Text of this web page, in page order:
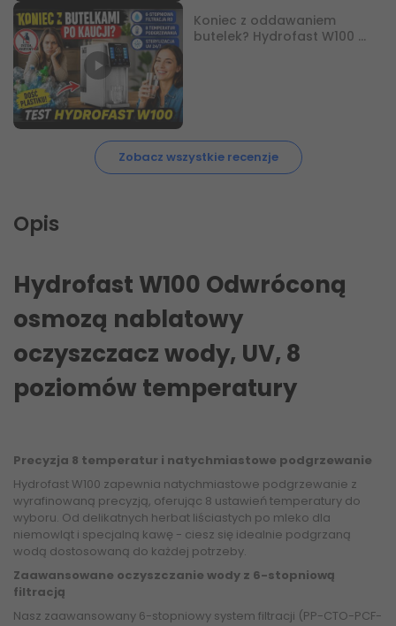
Koniec z oddawaniem
butelek? Hydrofast W100 w
Zobacz wszystkie recenzje
Opis
Hydrofast W100 Odwróconą
osmozą nablatowy
oczyszczacz wody, UV, 8
poziomów temperatury
Precyzja 8 temperatur i natychmiastowe podgrzewanie
Hydrofast W100 zapewnia natychmiastowe podgrzewanie z
wyrafinowaną precyzją, oferując 8 ustawień temperatury do
wyboru. Od delikatnych herbat liściastych po mleko dla
niemowląt i specjalną kawę - ciesz się idealnie podgrzaną
wodą dostosowaną do każdej potrzeby.
Zaawansowane oczyszczanie wody z 6-stopniową
filtracją
Nasz zaawansowany 6-stopniowy system filtracji (PP-CTO-PCF-